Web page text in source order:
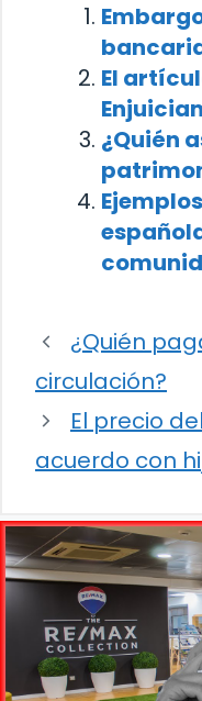
El
¿Quién
¿Quién
circulación?
El precio
acuerdo con